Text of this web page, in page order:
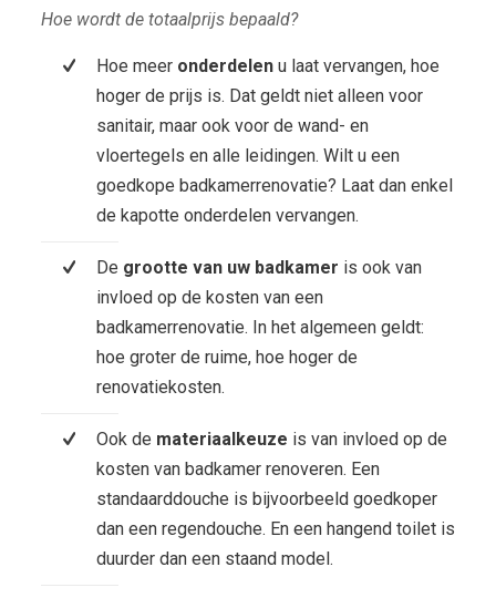
Hoe wordt de totaalprijs bepaald?
Hoe meer onderdelenu laat vervangen, hoe
hoger de prijs is. Dat geldt niet alleen voor
sanitair, maar ook voor de wand- en
vloertegels en alle leidingen. Wilt u een
goedkope badkamerrenovatie? Laat dan enkel
de kapotte onderdelen vervangen.
De grootte van uw badkamer is ook van
invloed op de kosten van een
badkamerrenovatie. In het algemeen geldt:
hoe groter de ruime, hoe hoger de
renovatiekosten.
Ook de materiaalkeuze is van invloed op de
kosten van badkamer renoveren. Een
standaarddouche is bijvoorbeeld goedkoper
dan een regendouche. En een hangend toilet is
duurder dan een staand model.